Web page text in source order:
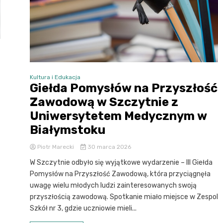
Kultura i Edukacja
Giełda Pomysłów na Przyszłość
Zawodową w Szczytnie z
Uniwersytetem Medycznym w
Białymstoku
Piotr Marecki 30 marca 2026
W Szczytnie odbyło się wyjątkowe wydarzenie – III Giełda
Pomysłów na Przyszłość Zawodową, która przyciągnęła
uwagę wielu młodych ludzi zainteresowanych swoją
przyszłością zawodową. Spotkanie miało miejsce w
Szkół nr 3, gdzie uczniowie mieli...